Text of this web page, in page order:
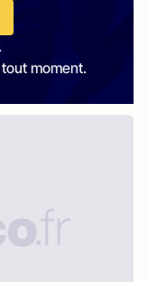
moment.